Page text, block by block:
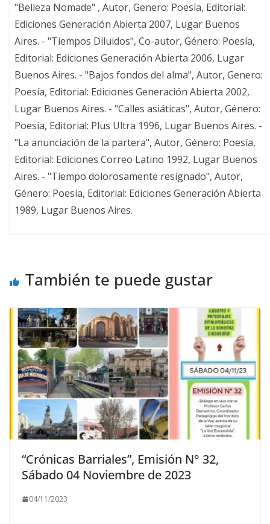
"Belleza Nomade" , Autor, Genero: Poesía, Editorial:
Ediciones Generación Abierta 2007, Lugar Buenos
Aires. - "Tiempos Diluidos", Co-autor, Género: Poesía,
Editorial: Ediciones Generación Abierta 2006, Lugar
Buenos Aires. - "Bajos fondos del alma", Autor, Genero:
Poesía, Editorial: Ediciones Generación Abierta 2002,
Lugar Buenos Aires. - "Calles asiáticas", Autor, Género:
Poesía, Editorial: Plus Ultra 1996, Lugar Buenos Aires. -
"La anunciación de la partera", Autor, Género: Poesía,
Editorial: Ediciones Correo Latino 1992, Lugar Buenos
Aires. - "Tiempo dolorosamente resignado", Autor,
Género: Poesía, Editorial: Ediciones Generación Abierta
1989, Lugar Buenos Aires.
También te puede gustar
“Crónicas Barriales”, Emisión N° 32,
Sábado 04 Noviembre de 2023
04/11/2023